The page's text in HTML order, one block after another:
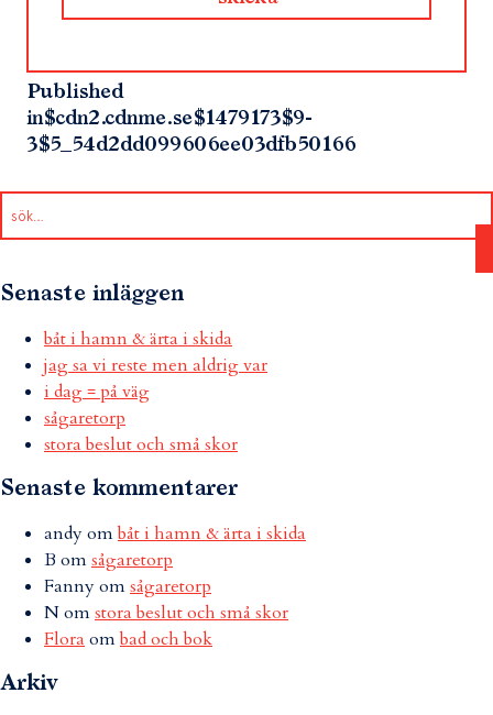
Published
in$cdn2.cdnme.se$1479173$9-
3$5_54d2dd099606ee03dfb50166
Senaste inläggen
båt i hamn & ärta i skida
jag sa vi reste men aldrig var
i dag = på väg
sågaretorp
stora beslut och små skor
Senaste kommentarer
andyombåt i hamn & ärta i skida
B omsågaretorp
Fannyomsågaretorp
Nomstora beslut och små skor
Flora ombad och bok
Arkiv